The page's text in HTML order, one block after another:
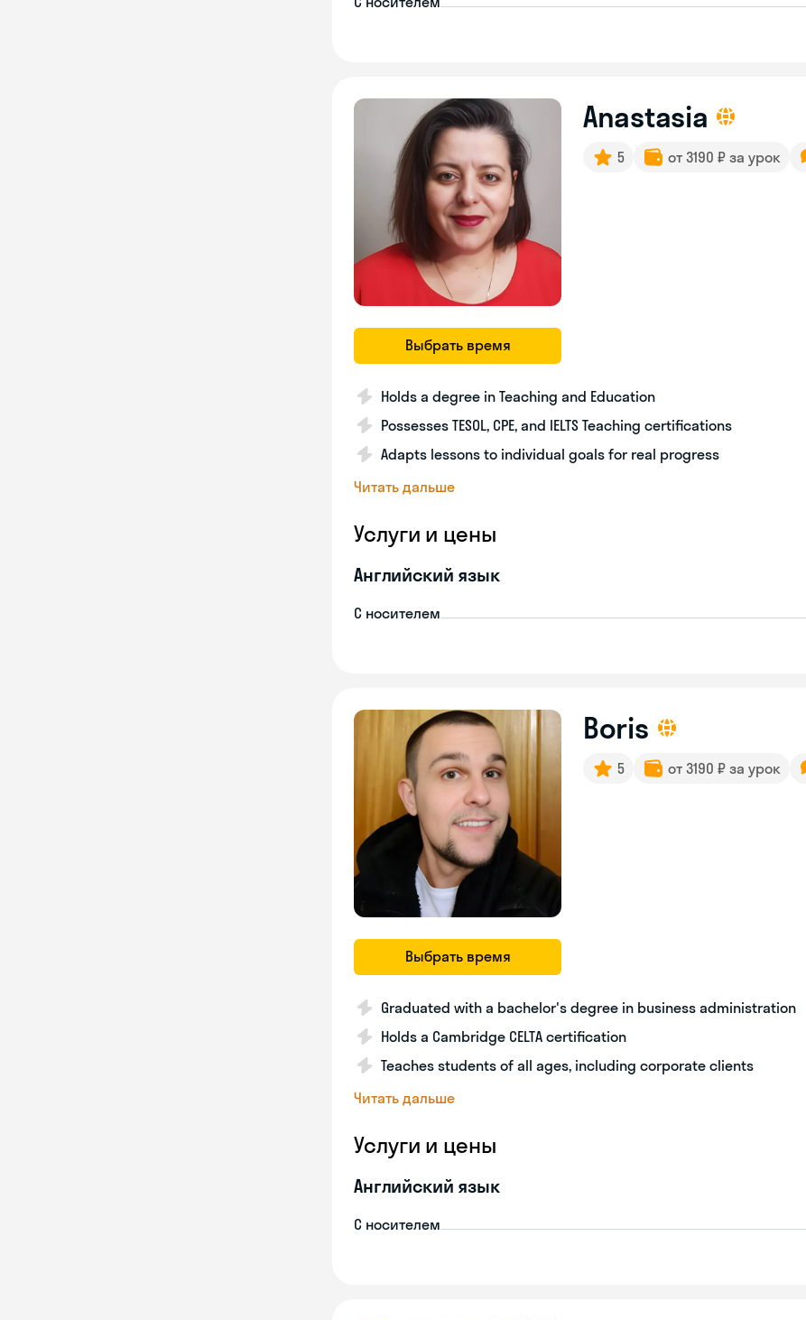
Выбрать время
Anastasia
5 от 3190 ₽ за урок
Holds a degree in Teaching and Education
Possesses TESOL, CPE, and IELTS Teaching certifications
Adapts lessons to individual goals for real progress
Читать дальше
Услуги и цены
Английский язык
С носителем
Выбрать время
Boris
5 от 3190 ₽ за урок
Graduated with a bachelor's degree in business administration
Holds a Cambridge CELTA certification
Teaches students of all ages, including corporate clients
Читать дальше
Услуги и цены
Английский язык
С носителем